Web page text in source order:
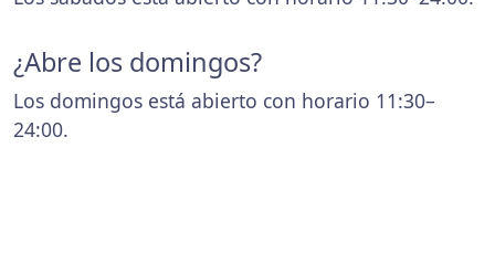
¿Abre los domingos?
Los domingos está abierto con horario 11:30–
24:00.